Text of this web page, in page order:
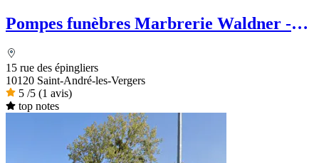
Pompes funèbres Marbrerie Waldner -
15 rue des épingliers
10120 Saint-André-les-Vergers
5 /5 (1 avis)
top notes